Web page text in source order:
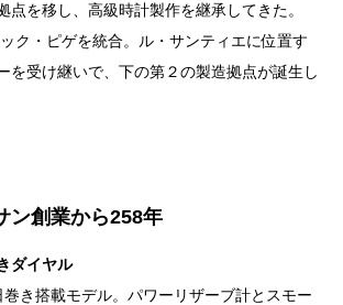
点を移し、高級時計製作を継承してきた。
ク・ピゲを統合。ル・サンティエに位置す
を受け継いで、下の第２の製造拠点が誕生し
ン創業から258年
ダイヤル
き搭載モデル。パワーリザーブ計とスモー